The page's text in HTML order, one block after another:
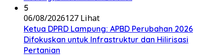
5
06/08/2026127 Lihat
Ketua DPRD Lampung: APBD Perubahan 2026
Difokuskan untuk Infrastruktur dan Hilirisasi
Pertanian